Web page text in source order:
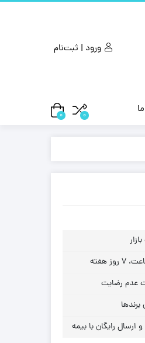
ورود | ثبت‌نام
0
0
عدم رضایت
برندها
ارسال رایگان با بیمه